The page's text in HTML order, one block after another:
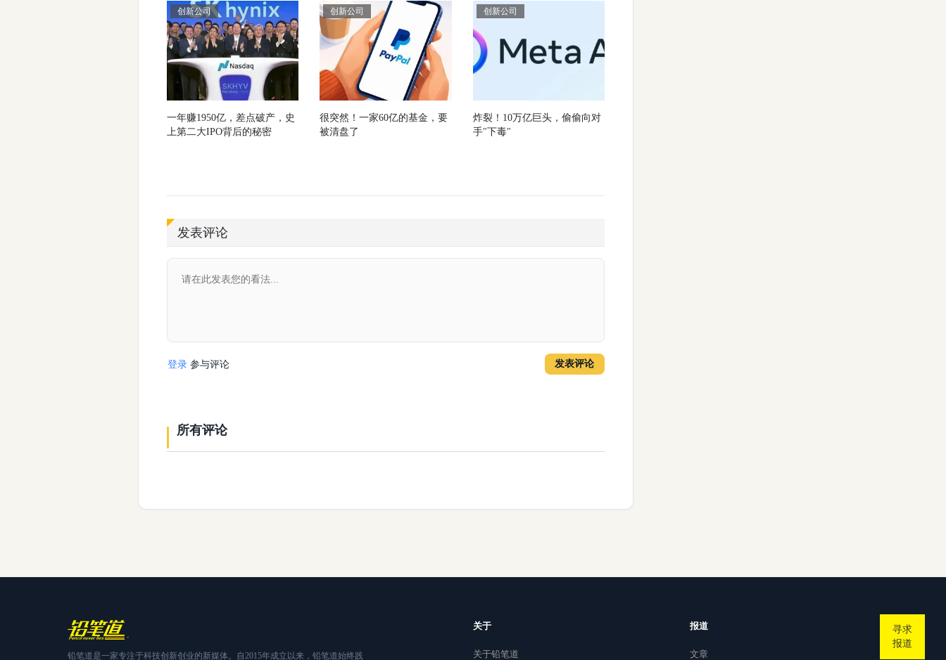
创新公司
一年赚1950亿，差点破产，史
上第二大IPO背后的秘密
创新公司
很突然！一家60亿的基金，要
被清盘了
创新公司
炸裂！10万亿巨头，偷偷向对
手"下毒"
发表评论
登录 参与评论 发表评论
所有评论
铅笔道是一家专注于科技创新创业的新媒体。自2015年成立以来，铅笔道始终践
关于
关于铅笔道
报道
文章
寻求
报道